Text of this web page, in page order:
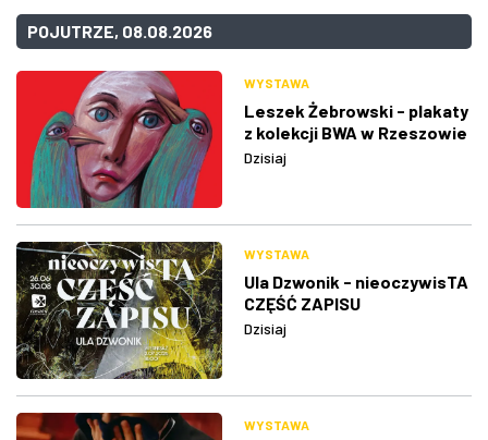
POJUTRZE, 08.08.2026
WYSTAWA
Leszek Żebrowski - plakaty
z kolekcji BWA w Rzeszowie
Dzisiaj
WYSTAWA
Ula Dzwonik - nieoczywisTA
CZĘŚĆ ZAPISU
Dzisiaj
WYSTAWA